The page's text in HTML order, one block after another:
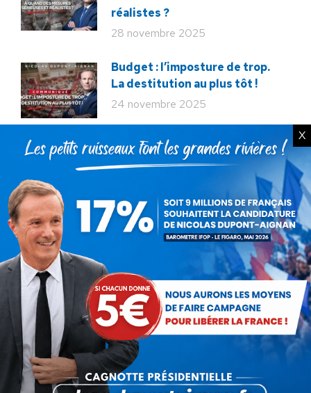
réalistes ?
28 novembre 2025
Budget : l’imposture de trop.
La destitution au plus tôt !
24 novembre 2025
Rechercher
Recherche
:
Articles récents
X